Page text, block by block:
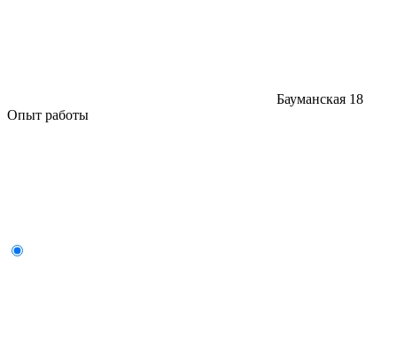
Бауманская 18
Опыт работы